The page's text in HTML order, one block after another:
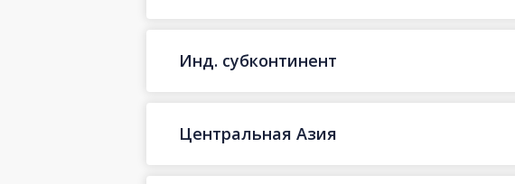
Инд. субконтинент
Центральная Азия